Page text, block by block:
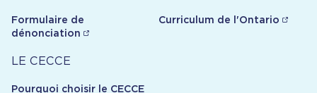
Formulaire de
dénonciation
Curriculum de l'Ontario
Carrière
LE CECCE
Pourquoi choisir le CECCE